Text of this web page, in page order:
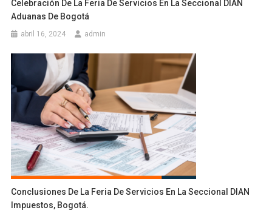
Celebración De La Feria De Servicios En La Seccional DIAN
Aduanas De Bogotá
abril 16, 2024 admin
Conclusiones De La Feria De Servicios En La Seccional DIAN
Impuestos, Bogotá.